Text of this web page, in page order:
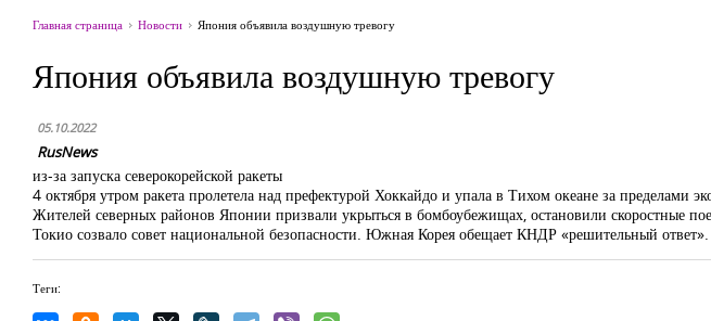
Главная страница Новости Япония объявила воздушную тревогу
Япония объявила воздушную тревогу
05.10.2022
RusNews
из-за запуска северокорейской ракеты
4 октября утром ракета пролетела над префектурой Хоккайдо и упала в Тихом океане за пределами
Жителей северных районов Японии призвали укрыться в бомбоубежищах, остановили скоростные
Токио созвало совет национальной безопасности. Южная Корея обещает КНДР «решительный ответ».
Теги: